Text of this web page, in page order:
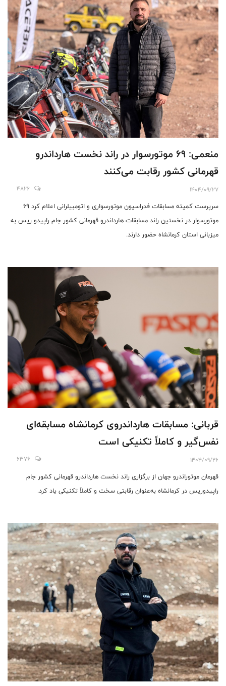
منعمی: ۶۹ موتورسوار در راند نخست هارداندرو
قهرمانی کشور رقابت می‌کنند
1404/09/27
4826
سرپرست کمیته مسابقات فدراسیون موتورسواری و اتومبیلرانی اعلام کرد ۶۹
موتورسوار در نخستین راند مسابقات هارداندرو قهرمانی کشور جام راپیدو ریس به
میزبانی استان کرمانشاه حضور دارند.
قربانی: مسابقات هارداندروی کرمانشاه مسابقه‌ای
نفس‌گیر و کاملاً تکنیکی است
1404/09/26
6376
قهرمان موتوراندرو جهان از برگزاری راند نخست هارداندرو قهرمانی کشور جام
راپیدوریس در کرمانشاه به‌عنوان رقابتی سخت و کاملاً تکنیکی یاد کرد.